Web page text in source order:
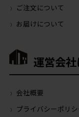
ご注文について
お届けについて
運営会
会社概要
プライバシーポリシ